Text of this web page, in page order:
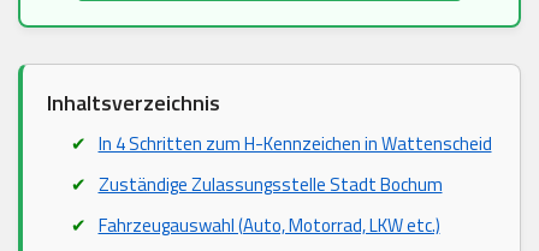
Inhaltsverzeichnis
In 4 Schritten zum H-Kennzeichen in Wattenscheid
Zuständige Zulassungsstelle Stadt Bochum
Fahrzeugauswahl (Auto, Motorrad, LKW etc.)